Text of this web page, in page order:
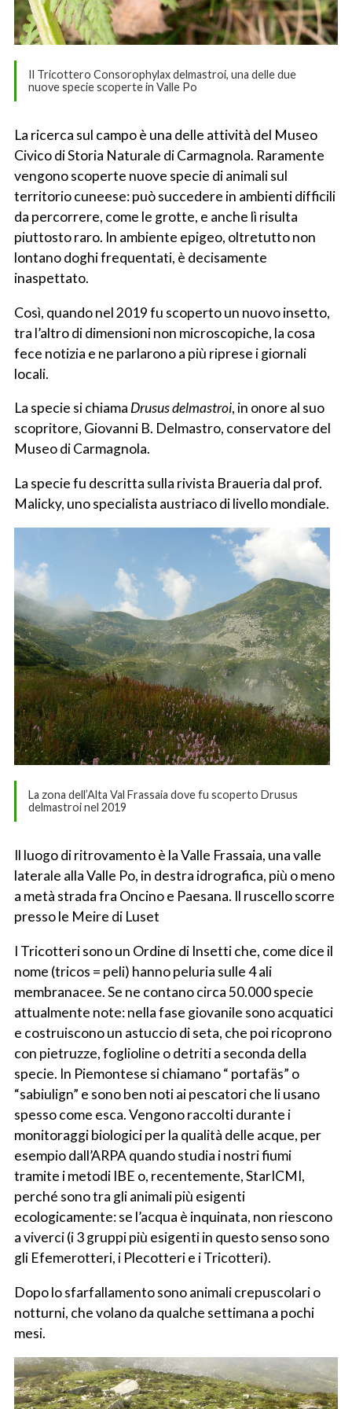
Il Tricottero Consorophylax delmastroi, una delle due
nuove specie scoperte in Valle Po
La ricerca sul campo è una delle attività del Museo
Civico di Storia Naturale di Carmagnola. Raramente
vengono scoperte nuove specie di animali sul
territorio cuneese: può succedere in ambienti difficili
da percorrere, come le grotte, e anche lì risulta
piuttosto raro. In ambiente epigeo, oltretutto non
lontano doghi frequentati, è decisamente
inaspettato.
Così, quando nel 2019 fu scoperto un nuovo insetto,
tra l’altro di dimensioni non microscopiche, la cosa
fece notizia e ne parlarono a più riprese i giornali
locali.
La specie si chiama Drusus delmastroi, in onore al suo
scopritore, Giovanni B. Delmastro, conservatore del
Museo di Carmagnola.
La specie fu descritta sulla rivista Braueria dal prof.
Malicky, uno specialista austriaco di livello mondiale.
La zona dell’Alta Val Frassaia dove fu scoperto Drusus
delmastroi nel 2019
Il luogo di ritrovamento è la Valle Frassaia, una valle
laterale alla Valle Po, in destra idrografica, più o meno
a metà strada fra Oncino e Paesana. Il ruscello scorre
presso le Meire di Luset
I Tricotteri sono un Ordine di Insetti che, come dice il
nome (tricos = peli) hanno peluria sulle 4 ali
membranacee. Se ne contano circa 50.000 specie
attualmente note: nella fase giovanile sono acquatici
e costruiscono un astuccio di seta, che poi ricoprono
con pietruzze, foglioline o detriti a seconda della
specie. In Piemontese si chiamano “ portafäs” o
“sabiulign” e sono ben noti ai pescatori che li usano
spesso come esca. Vengono raccolti durante i
monitoraggi biologici per la qualità delle acque, per
esempio dall’ARPA quando studia i nostri fiumi
tramite i metodi IBE o, recentemente, StarICMI,
perché sono tra gli animali più esigenti
ecologicamente: se l’acqua è inquinata, non riescono
a viverci (i 3 gruppi più esigenti in questo senso sono
gli Efemerotteri, i Plecotteri e i Tricotteri).
Dopo lo sfarfallamento sono animali crepuscolari o
notturni, che volano da qualche settimana a pochi
mesi.